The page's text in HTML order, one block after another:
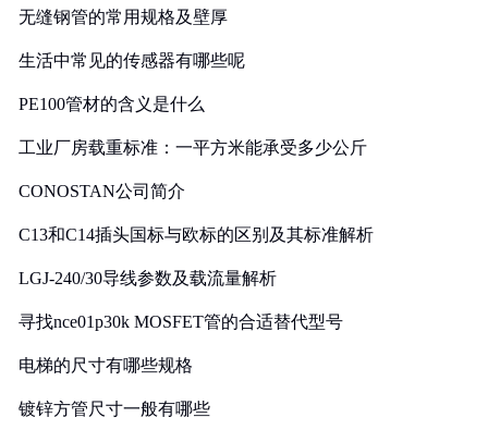
无缝钢管的常用规格及壁厚
生活中常见的传感器有哪些呢
PE100管材的含义是什么
工业厂房载重标准：一平方米能承受多少公斤
CONOSTAN公司简介
C13和C14插头国标与欧标的区别及其标准解析
LGJ-240/30导线参数及载流量解析
寻找nce01p30k MOSFET管的合适替代型号
电梯的尺寸有哪些规格
镀锌方管尺寸一般有哪些